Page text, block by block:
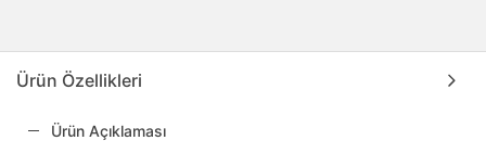
Ürün Özellikleri
Ürün Açıklaması